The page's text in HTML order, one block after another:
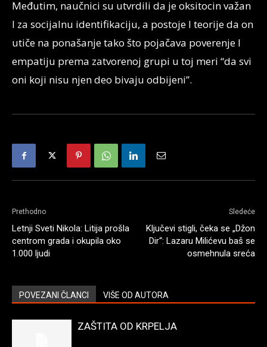
Međutim, naučnici su utvrdili da je oksitocin važan
I za socijalnu identifikaciju, a postoje I teorije da on
utiče na ponašanje tako što pojačava poverenje I
empatiju prema zatvorenoj grupi u toj meri “da svi
oni koji nisu njen deo bivaju odbijeni”.
Prethodno
Letnji Sveti Nikola: Litija prošla
centrom grada i okupila oko
1.000 ljudi
Sledeće
Ključevi stigli, čeka se „Džon
Dir“: Lazaru Milićevu baš se
osmehnula sreća
POVEZANI ČLANCI VIŠE OD AUTORA
ZAŠTITA OD KRPELJA